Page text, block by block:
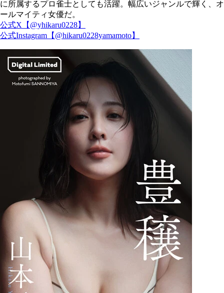
に所属するプロ雀士としても活躍。幅広いジャンルで輝く、オ
ールマイティ女優だ。
公式X【@yhikaru0228】
公式Instagram【@hikaru0228yamamoto】